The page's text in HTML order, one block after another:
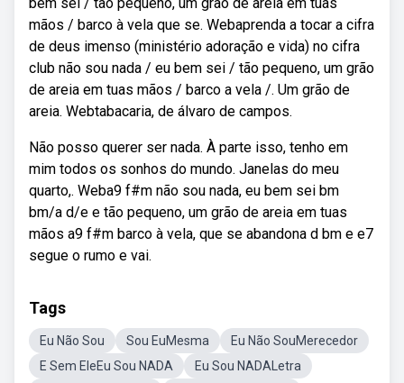
mãos / barco à vela que se. Webaprenda a tocar a cifra
de deus imenso (ministério adoração e vida) no cifra
club não sou nada / eu bem sei / tão pequeno, um grão
de areia em tuas mãos / barco a vela /. Um grão de
areia. Webtabacaria, de álvaro de campos.
Não posso querer ser nada. À parte isso, tenho em
mim todos os sonhos do mundo. Janelas do meu
quarto,. Weba9 f#m não sou nada, eu bem sei bm
bm/a d/e e tão pequeno, um grão de areia em tuas
mãos a9 f#m barco à vela, que se abandona d bm e e7
segue o rumo e vai.
Tags
Eu Não Sou Sou EuMesma
Eu Não SouMerecedor
E Sem EleEu Sou NADA
Eu Sou NADALetra